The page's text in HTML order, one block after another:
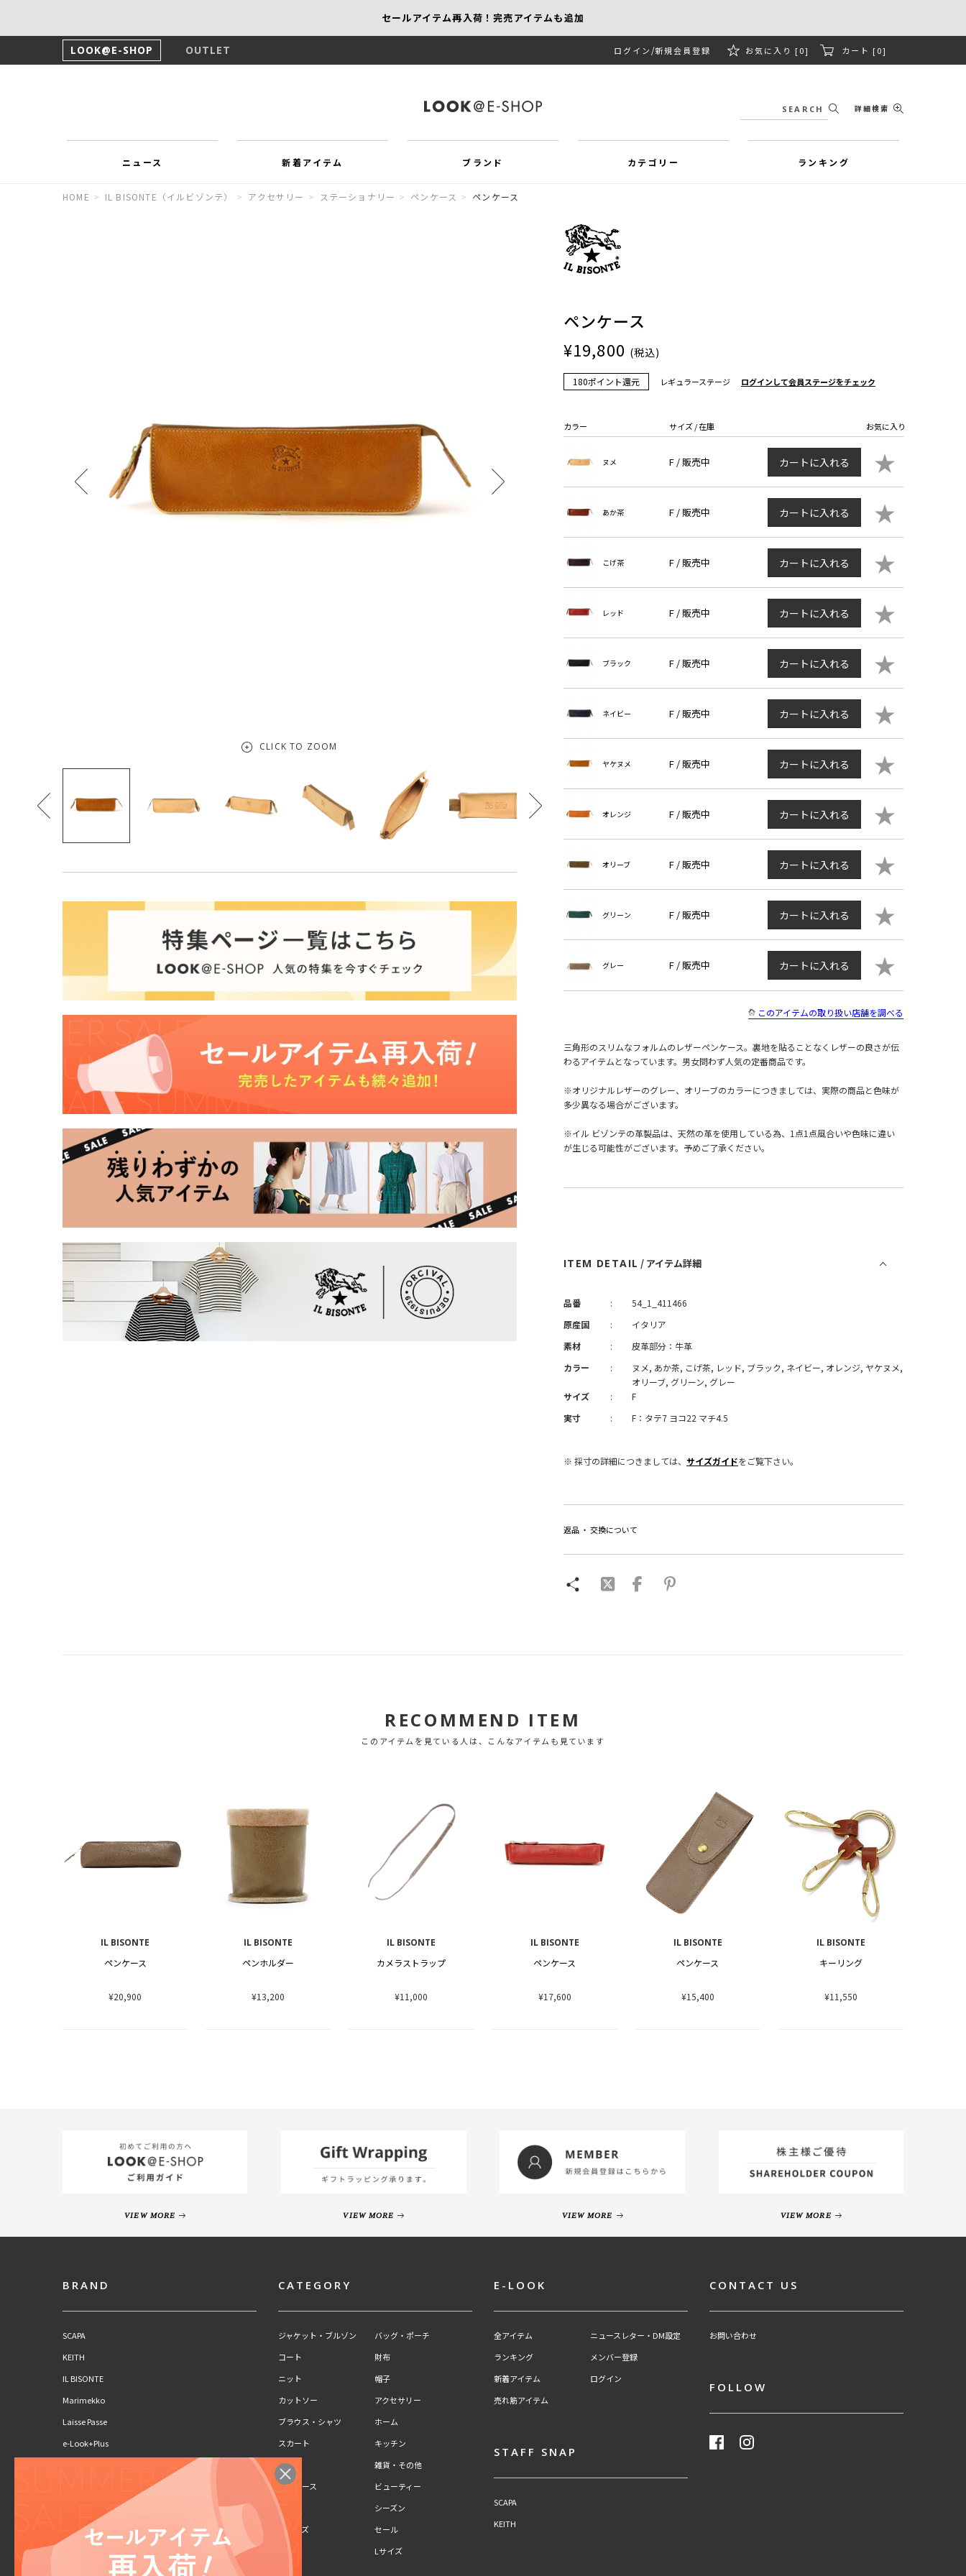
セールアイテム再入荷！完売アイテムも追加
LOOK@E-SHOP OUTLET ログイン 新規会員登録 お気に入り [0] カート [0]
詳細検索
ニュース 新着アイテム ブランド カテゴリー ランキング
HOME > IL BISONTE（イルビゾンテ） > アクセサリー > ステーショナリー > ペンケース > ペンケース
CLICK TO ZOOM
ペンケース
¥19,800 (税込)
180ポイント還元 レギュラーステージ ログインして会員ステージをチェック
カラー サイズ / 在庫 お気に入り
ヌメ F / 販売中 カートに入れる ★
あか茶 F / 販売中 カートに入れる ★
こげ茶 F / 販売中 カートに入れる ★
レッド F / 販売中 カートに入れる ★
ブラック F / 販売中 カートに入れる ★
ネイビー F / 販売中 カートに入れる ★
ヤケヌメ F / 販売中 カートに入れる ★
オレンジ F / 販売中 カートに入れる ★
オリーブ F / 販売中 カートに入れる ★
グリーン F / 販売中 カートに入れる ★
グレー F / 販売中 カートに入れる ★
このアイテムの取り扱い店舗を調べる
三角形のスリムなフォルムのレザーペンケース。裏地を貼ることなくレザーの良さが伝
わるアイテムとなっています。男女問わず人気の定番商品です。
※オリジナルレザーのグレー、オリーブのカラーにつきましては、実際の商品と色味が
多少異なる場合がございます。
※イル ビゾンテの革製品は、天然の革を使用している為、1点1点風合いや色味に違い
が生じる可能性がございます。予めご了承ください。
ITEM DETAIL / アイテム詳細
品番 :
54_1_411466
原産国
:
イタリア
素材
:
皮革部分：牛革
カラー
:
ヌメ, あか茶, こげ茶, レッド, ブラック, ネイビー, オレンジ, ヤケヌメ,
オリーブ, グリーン, グレー
サイズ
:
F
実寸
: F：タテ7 ヨコ22 マチ4.5
※ 採寸の詳細につきましては、サイズガイドをご覧下さい。
返品 ・ 交換について
RECOMMEND ITEM
このアイテムを見ている人は、こんなアイテムも見ています
IL BISONTE
ペンケース
¥20,900
IL BISONTE
ペンホルダー
¥13,200
IL BISONTE
カメラストラップ
¥11,000
IL BISONTE
ペンケース
¥17,600
IL BISONTE
ペンケース
¥15,400
IL BISONTE
キーリング
¥11,550
VIEW MORE VIEW MORE VIEW MORE VIEW MORE
BRAND
SCAPA
KEITH
IL BISONTE
Marimekko
Laisse Passe
e-Look+Plus
KEITH Lサイズ
CATEGORY
ジャケット・ブルゾン
コート
ニット
カットソー
ブラウス・シャツ
スカート
パンツ
ワンピース
キッズ
シューズ
バッグ・ポーチ
財布
帽子
アクセサリー
ホーム
キッチン
雑貨・その他
ビューティー
シーズン
セール
Lサイズ
E-LOOK
全アイテム
ランキング
新着アイテム
売れ筋アイテム
ニュースレター・DM設定
メンバー登録
ログイン
CONTACT US
お問い合わせ
FOLLOW
STAFF SNAP
SCAPA
KEITH